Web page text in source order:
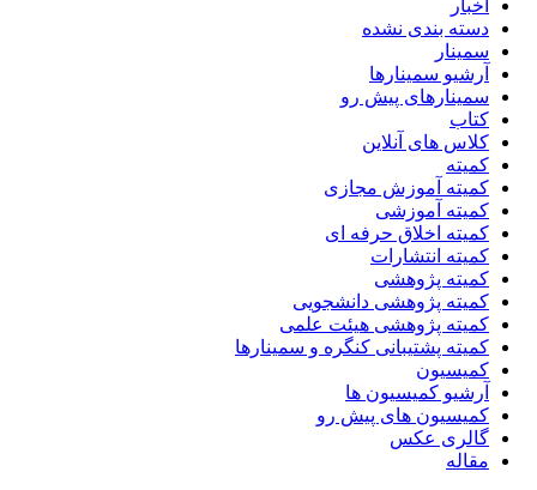
اخبار
دسته بندی نشده
سمینار
آرشیو سمینارها
سمینارهای پیش رو
کتاب
کلاس های آنلاین
کمیته
کمیته آموزش مجازی
کمیته آموزشی
کمیته اخلاق حرفه ای
کمیته انتشارات
کمیته پژوهشی
کمیته پژوهشی دانشجویی
کمیته پژوهشی هیئت علمی
کمیته پشتیبانی کنگره و سمینارها
کمیسیون
آرشیو کمیسیون ها
کمیسیون های پیش رو
گالری عکس
مقاله